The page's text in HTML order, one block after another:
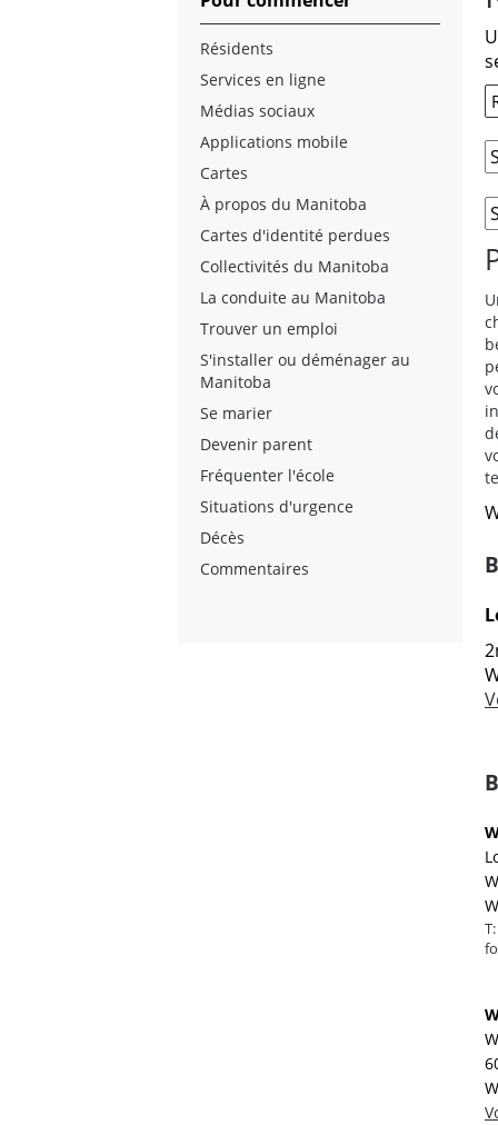
T:
Résidents
Services en ligne
Médias sociaux
Applications mobile
Cartes
À propos du Manitoba
Cartes d'identité perdues
Collectivités du Manitoba
La conduite au Manitoba
Trouver un emploi
S'installer ou déménager au
Manitoba
Se marier
Devenir parent
Fréquenter l'école
Situations d'urgence
Décès
Commentaires